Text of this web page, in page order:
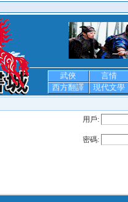
武俠
言情
西方翻譯
現代文學
用戶:
密碼: